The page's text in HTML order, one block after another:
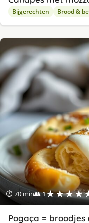
Bijgerechten Brood &
⏱ 70 min👥 1
Pogaça = broodjes